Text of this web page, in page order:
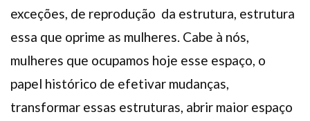
exceções, de reprodução da estrutura, estrutura
essa que oprime as mulheres. Cabe à nós,
mulheres que ocupamos hoje esse espaço, o
papel histórico de efetivar mudanças,
transformar essas estruturas, abrir maior espaço